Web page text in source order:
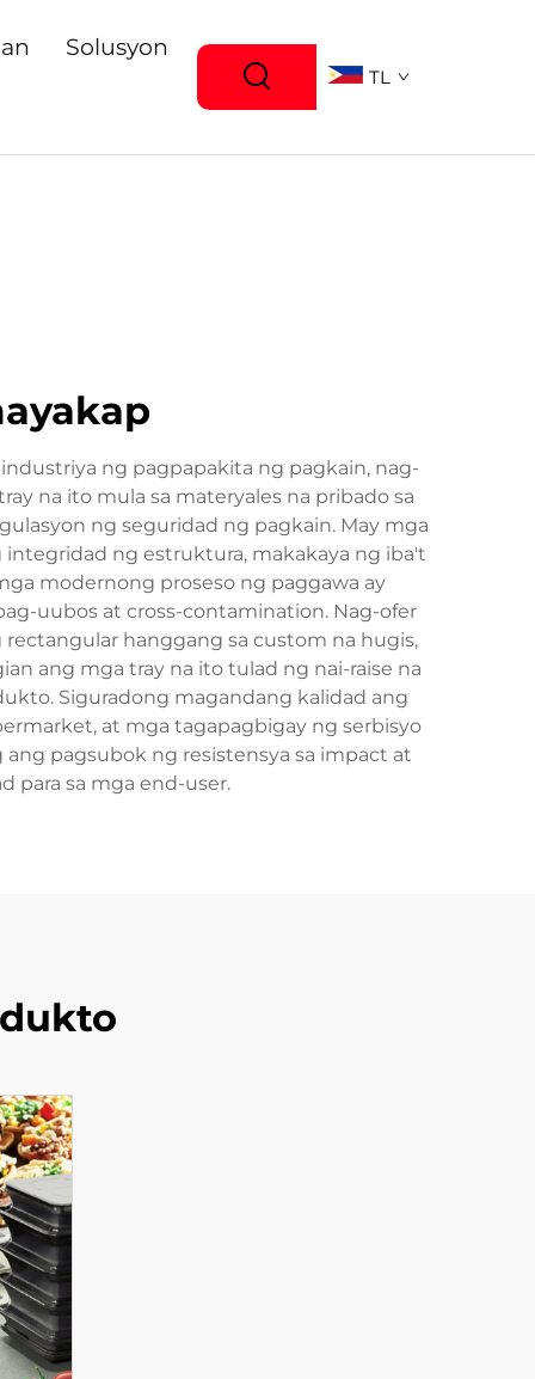
Solusyon
TL
ng pagpapakita ng pagkain, nag-
na ito mula sa materyales na pribado sa
ng seguridad ng pagkain. May mga
ng estruktura, makakaya ng iba't
modernong proseso ng paggawa ay
uubos at cross-contamination. Nag-ofer
hanggang sa custom na hugis,
ang mga tray na ito tulad ng nai-raise na
Siguradong magandang kalidad ang
at mga tagapagbigay ng serbisyo
pagsubok ng resistensya sa impact at
para sa mga end-user.